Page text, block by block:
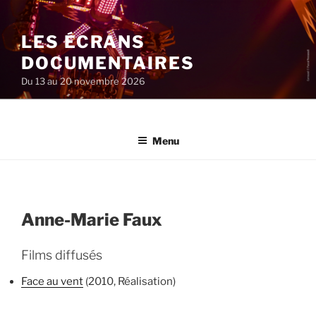
au
contenu
principal
LES ÉCRANS
DOCUMENTAIRES
Du 13 au 20 novembre 2026
Menu
Anne-Marie Faux
Films diffusés
Face au vent (2010, Réalisation)